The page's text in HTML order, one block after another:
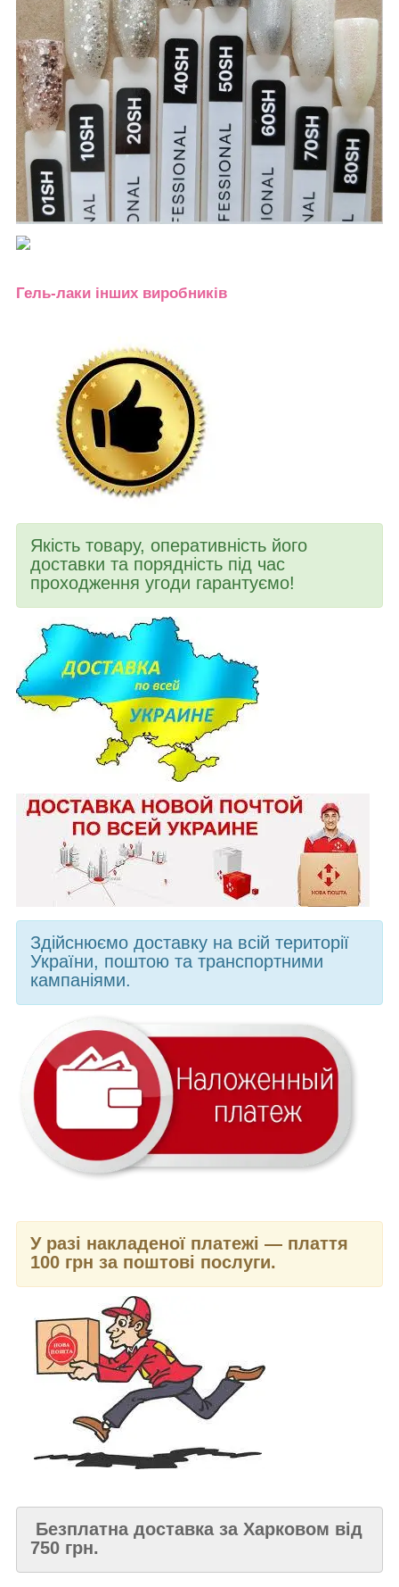
Гель-лаки інших виробників
Якість товару, оперативність його
доставки та порядність під час
проходження угоди гарантуємо!
Здійснюємо доставку на всій території
України, поштою та транспортними
кампаніями.
У разі накладеної платежі — плаття
100 грн за поштові послуги.
Безплатна доставка за Харковом від
750 грн.